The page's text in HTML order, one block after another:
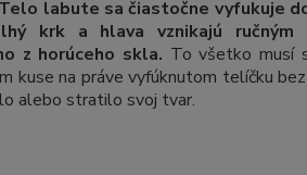
labute sa čiastočne vyfukuje
krk a hlava vznikajú ručným
z horúceho skla. To všetko musí
kuse na práve vyfúknutom telíčku
alebo stratilo svoj tvar.